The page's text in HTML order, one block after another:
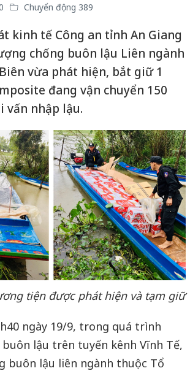
Chuyển động 389
kinh tế Công an tỉnh An Giang
chống buôn lậu Liên ngành
vừa phát hiện, bắt giữ 1
đang vận chuyển 150
vấn nhập lậu.
tiện được phát hiện và tạm giữ
ngày 19/9, trong quá trình
lậu trên tuyến kênh Vĩnh Tế,
buôn lậu liên ngành thuộc Tổ